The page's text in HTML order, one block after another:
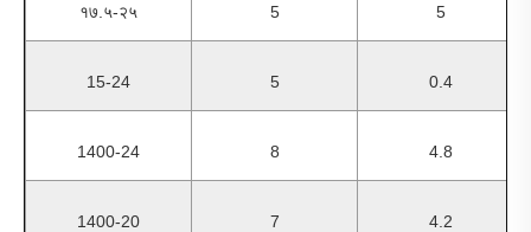
१७.५-२५ 5 5
15-24 5 0.4
1400-24 8 4.8
1400-20 7 4.2